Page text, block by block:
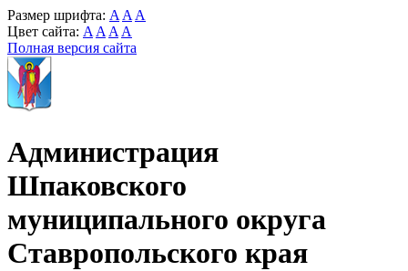
Размер шрифта: A A A
Цвет сайта: A A A A
Полная версия сайта
Администрация
Шпаковского
муниципального округа
Ставропольского края